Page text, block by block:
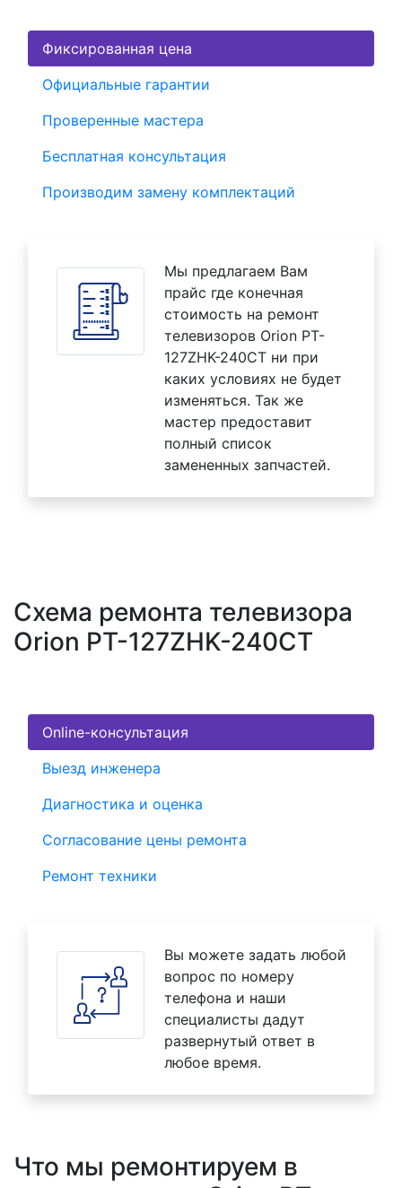
Фиксированная цена
Официальные гарантии
Проверенные мастера
Бесплатная консультация
Производим замену комплектаций
Мы предлагаем Вам
прайс где конечная
стоимость на ремонт
телевизоров Orion PT-
127ZHK-240CT ни при
каких условиях не будет
изменяться. Так же
мастер предоставит
полный список
замененных запчастей.
Схема ремонта телевизора
Orion PT-127ZHK-240CT
Online-консультация
Выезд инженера
Диагностика и оценка
Согласование цены ремонта
Ремонт техники
Вы можете задать любой
вопрос по номеру
телефона и наши
специалисты дадут
развернутый ответ в
любое время.
Что мы ремонтируем в